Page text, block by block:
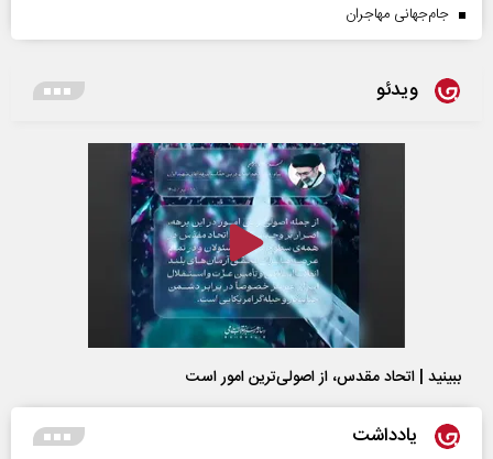
جام‌جهانی مهاجران
ویدئو
ببینید | اتحاد مقدس، از اصولی‌ترین امور است
یادداشت